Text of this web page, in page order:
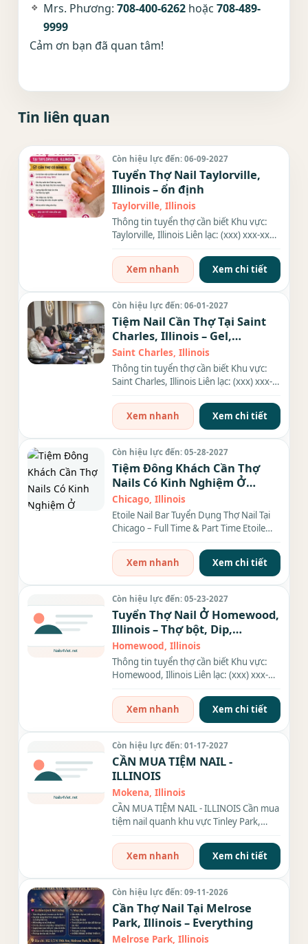
Mrs. Phương: 708-400-6262 hoặc 708-489-
9999
Cảm ơn bạn đã quan tâm!
Tin liên quan
Còn hiệu lực đến: 06-09-2027
Tuyển Thợ Nail Taylorville,
Illinois – ổn định
Taylorville, Illinois
Thông tin tuyển thợ cần biết Khu vực:
Taylorville, Illinois Liên lạc: (xxx) xxx-xxxx
Xem nhanh
Xem chi tiết
Còn hiệu lực đến: 06-01-2027
Tiệm Nail Cần Thợ Tại Saint
Charles, Illinois – Gel,
Everything
Saint Charles, Illinois
Thông tin tuyển thợ cần biết Khu vực:
Saint Charles, Illinois Liên lạc: (xxx) xxx-
Xem nhanh
Xem chi tiết
Còn hiệu lực đến: 05-28-2027
Tiệm Đông Khách Cần Thợ
Nails Có Kinh Nghiệm Ở
Illinois
Chicago, Illinois
Etoile Nail Bar Tuyển Dụng Thợ Nail Tại
Chicago – Full Time & Part Time Etoile
Xem nhanh
Xem chi tiết
Còn hiệu lực đến: 05-23-2027
Tuyển Thợ Nail Ở Homewood,
Illinois – Thợ bột, Dip,
Everything
Homewood, Illinois
Thông tin tuyển thợ cần biết Khu vực:
Homewood, Illinois Liên lạc: (xxx) xxx-
Xem nhanh
Xem chi tiết
Còn hiệu lực đến: 01-17-2027
CẦN MUA TIỆM NAIL -
ILLINOIS
Mokena, Illinois
CẦN MUA TIỆM NAIL - ILLINOIS Cần mua
tiệm nail quanh khu vực Tinley Park,
Xem nhanh
Xem chi tiết
Còn hiệu lực đến: 09-11-2026
Cần Thợ Nail Tại Melrose
Park, Illinois – Everything
Melrose Park, Illinois